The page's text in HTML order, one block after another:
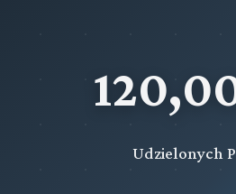
Udzielonych